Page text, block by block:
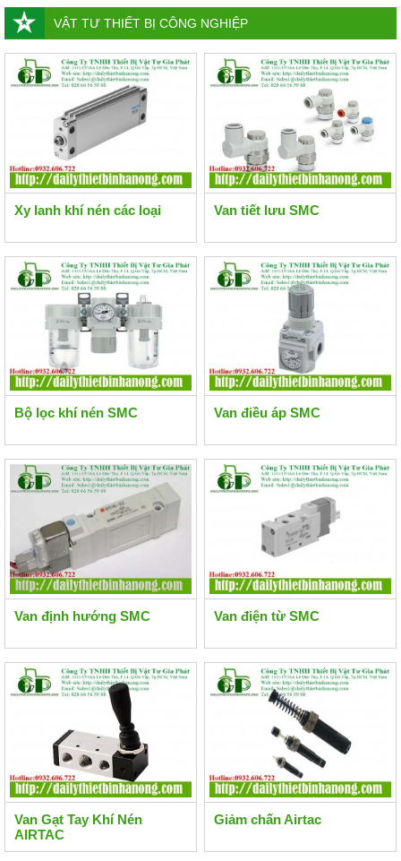
VẬT TƯ THIẾT BỊ CÔNG NGHIỆP
Xy lanh khí nén các loại Van tiết lưu SMC
Bộ lọc khí nén SMC Van điều áp SMC
Van định hướng SMC Van điện từ SMC
Van Gạt Tay Khí Nén
AIRTAC
Giảm chấn Airtac